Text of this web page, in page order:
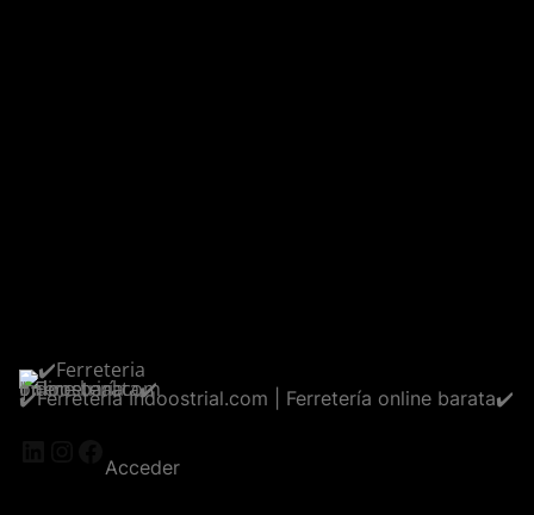
✔️Ferreteria Indoostrial.com | Ferretería online barata✔️
LinkedIn
Instagram
Facebook
Acceder